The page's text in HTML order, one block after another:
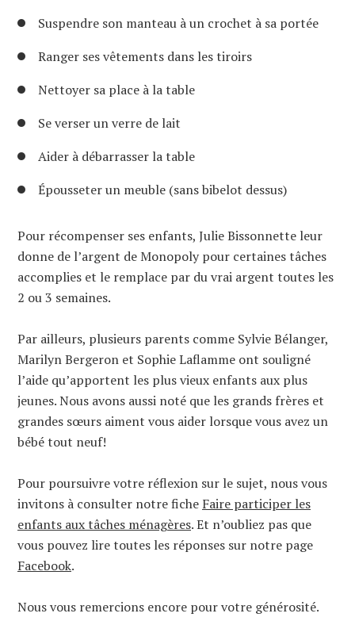
Suspendre son manteau à un crochet à sa portée
Ranger ses vêtements dans les tiroirs
Nettoyer sa place à la table
Se verser un verre de lait
Aider à débarrasser la table
Épousseter un meuble (sans bibelot dessus)
Pour récompenser ses enfants, Julie Bissonnette leur
donne de l’argent de Monopoly pour certaines tâches
accomplies et le remplace par du vrai argent toutes les
2 ou 3 semaines.
Par ailleurs, plusieurs parents comme Sylvie Bélanger,
Marilyn Bergeron et Sophie Laflamme ont souligné
l’aide qu’apportent les plus vieux enfants aux plus
jeunes. Nous avons aussi noté que les grands frères et
grandes sœurs aiment vous aider lorsque vous avez un
bébé tout neuf!
Pour poursuivre votre réflexion sur le sujet, nous vous
invitons à consulter notre fiche Faire participer les
enfants aux tâches ménagères. Et n’oubliez pas que
vous pouvez lire toutes les réponses sur notre page
Facebook.
Nous vous remercions encore pour votre générosité.